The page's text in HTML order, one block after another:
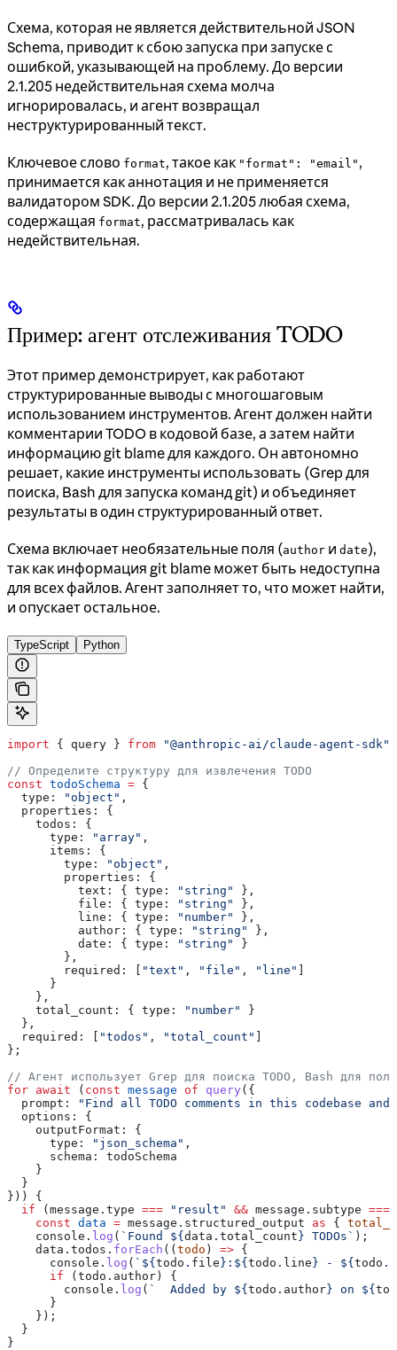
Схема, которая не является действительной JSON
Schema, приводит к сбою запуска при запуске с
ошибкой, указывающей на проблему. До версии
2.1.205 недействительная схема молча
игнорировалась, и агент возвращал
неструктурированный текст.
Ключевое слово format, такое как "format": "email" ,
принимается как аннотация и не применяется
валидатором SDK. До версии 2.1.205 любая схема,
содержащая format, рассматривалась как
недействительная.
Пример: агент отслеживания TODO
Этот пример демонстрирует, как работают
структурированные выводы с многошаговым
использованием инструментов. Агент должен найти
комментарии TODO в кодовой базе, а затем найти
информацию git blame для каждого. Он автономно
решает, какие инструменты использовать (Grep для
поиска, Bash для запуска команд git) и объединяет
результаты в один структурированный ответ.
Схема включает необязательные поля (author и date),
так как информация git blame может быть недоступна
для всех файлов. Агент заполняет то, что может найти,
и опускает остальное.
TypeScript Python
import { query } from "@anthropic-ai/claude-agent-sdk"
// Определите структуру для извлечения TODO
const todoSchema = {
  type:
"object" ,
  properties:
{
    todos:
{
      type:
"array" ,
      items:
{
        type:
"object" ,
        properties:
{
          text:
{ type: "string"
},
          file:
{ type: "string"
},
          line:
{ type: "number"
},
          author:
{ type: "string"
},
          date:
{ type: "string"
}
        },
        required:
[ "text" , "file" , "line" ]
      }
    },
    total_count:
{ type: "number"
}
  },
  required:
[ "todos" , "total_count" ]
};
// Агент использует Grep для поиска TODO, Bash для
for await ( const message of query ({
  prompt:
"Find all TODO comments in this codebase
  options:
{
    outputFormat:
{
      type:
"json_schema" ,
      schema:
todoSchema
    }
  }
})) {
  if
(message . type === "result" && message . subtype ===
    const
data = message . structured_output as {
    console
. log ( `Found ${data . total_count} TODOs` );
    data
. todos . forEach ((todo ) => {
      console
. log ( ` ${todo . file} : ${todo . line} - ${todo .
      if
(todo . author) {
        console
. log ( `  Added by ${todo . author} on ${
      }
    });
  }
}